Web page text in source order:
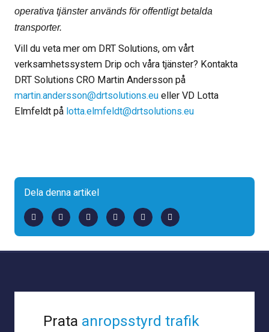
operativa tjänster används för offentligt betalda
transporter.
Vill du veta mer om DRT Solutions, om vårt
verksamhetssystem Drip och våra tjänster? Kontakta
DRT Solutions CRO Martin Andersson på
martin.andersson@drtsolutions.eu eller VD Lotta
Elmfeldt på lotta.elmfeldt@drtsolutions.eu
Dela denna artikel
Prata anropsstyrd trafik